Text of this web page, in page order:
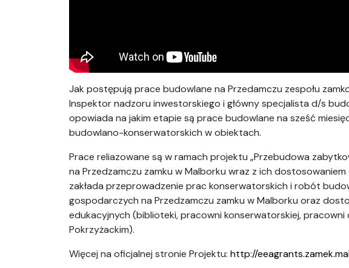
Jak postępują prace budowlane na Przedamczu zespołu
Inspektor nadzoru inwestorskiego i główny specjalista d/s
opowiada na jakim etapie są prace budowlane na sześć
budowlano-konserwatorskich w obiektach.
Prace reliazowane są w ramach projektu „Przebudowa
na Przedzamczu zamku w Malborku wraz z ich
zakłada przeprowadzenie prac konserwatorskich i robót
gospodarczych na Przedzamczu zamku w Malborku oraz
edukacyjnych (biblioteki, pracowni konserwatorskiej, pracowni
Pokrzyżackim).
Więcej na oficjalnej stronie Projektu: http://